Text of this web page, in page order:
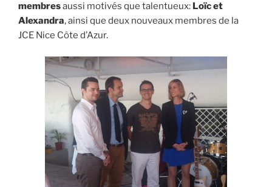
membresaussi motivés que talentueux: Loïc et
Alexandra, ainsi que deux nouveaux membres de la
JCE Nice Côte d’Azur.